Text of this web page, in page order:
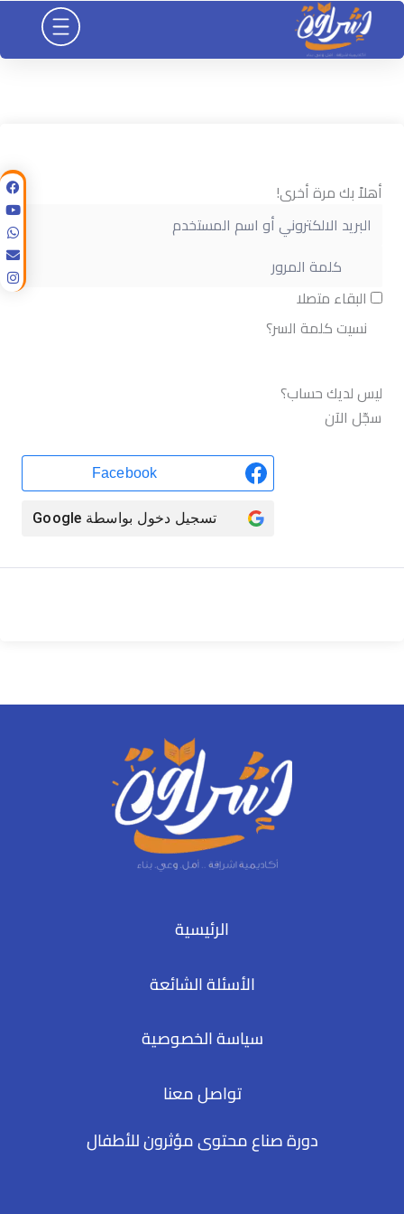
تخطي
المحتوى
أهلاً بك مرة أخرى!
البقاء متصلا
نسيت كلمة السر؟
ليس لديك حساب؟
سجّل الآن
Facebook
تسجيل دخول بواسطة Google
الرئيسية
الأسئلة الشائعة
سياسة الخصوصية
تواصل معنا
دورة صناع محتوى مؤثرون للأطفال